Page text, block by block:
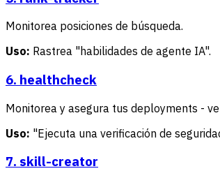
Monitorea posiciones de búsqueda.
Uso: Rastrea "habilidades de agente IA".
6. healthcheck
Monitorea y asegura tus deployments -
Uso: "Ejecuta una verificación de
7. skill-creator